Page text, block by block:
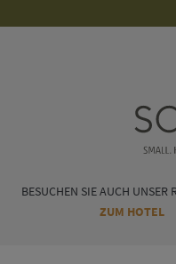
BESUCHEN SIE AUCH UNSER
ZUM HOTEL